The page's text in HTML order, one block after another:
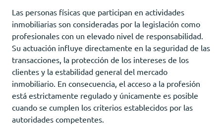
Las personas físicas que participan en actividades
inmobiliarias son consideradas por la legislación como
profesionales con un elevado nivel de responsabilidad.
Su actuación influye directamente en la seguridad de las
transacciones, la protección de los intereses de los
clientes y la estabilidad general del mercado
inmobiliario. En consecuencia, el acceso a la profesión
está estrictamente regulado y únicamente es posible
cuando se cumplen los criterios establecidos por las
autoridades competentes.